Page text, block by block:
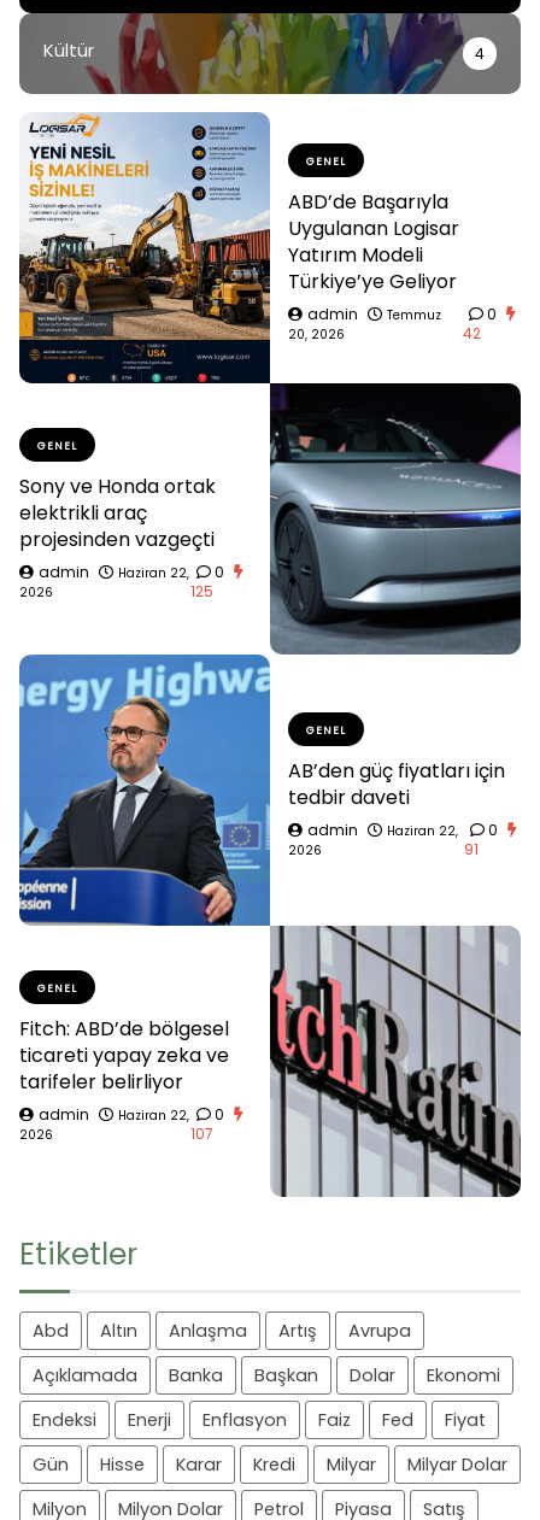
Kültür 4
GENEL
ABD’de Başarıyla
Uygulanan Logisar
Yatırım Modeli
Türkiye’ye Geliyor
admin
Temmuz
20, 2026
0
42
GENEL
Sony ve Honda ortak
elektrikli araç
projesinden vazgeçti
admin
Haziran 22,
2026
0
125
GENEL
AB’den güç fiyatları için
tedbir daveti
admin
Haziran 22,
2026
0
91
GENEL
Fitch: ABD’de bölgesel
ticareti yapay zeka ve
tarifeler belirliyor
admin
Haziran 22,
2026
0
107
Etiketler
Abd Altın Anlaşma Artış
Avrupa
Açıklamada
Banka Başkan Dolar
Ekonomi
Endeksi
Enerji Enflasyon Faiz Fed
Fiyat
Gün
Hisse Karar Kredi Milyar
Milyar Dolar
Milyon
Milyon Dolar Petrol Piyasa Satış